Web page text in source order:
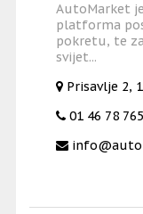
AutoMarket
platforma
pokretu, te
svijet...
Prisavlje 2,
01 46 78 765